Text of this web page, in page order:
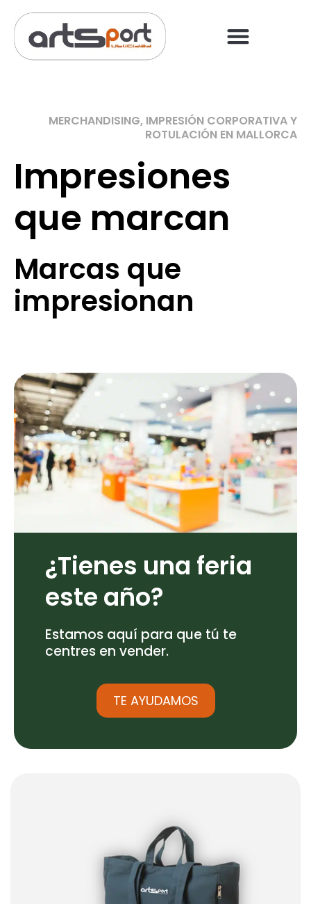
MERCHANDISING, IMPRESIÓN CORPORATIVA Y
ROTULACIÓN EN MALLORCA
Impresiones
que marcan
Marcas que
impresionan
¿Tienes una feria
este año?
Estamos aquí para que tú te
centres en vender.
TE AYUDAMOS